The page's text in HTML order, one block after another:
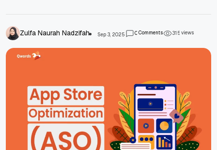
Zulfa Naurah Nadzifah Sep 3, 2025 0Comments 31 5views